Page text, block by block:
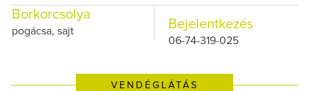
Borkorcsolya
pogácsa, sajt Bejelentkezés
06-74-319-025
VENDÉGLÁTÁS